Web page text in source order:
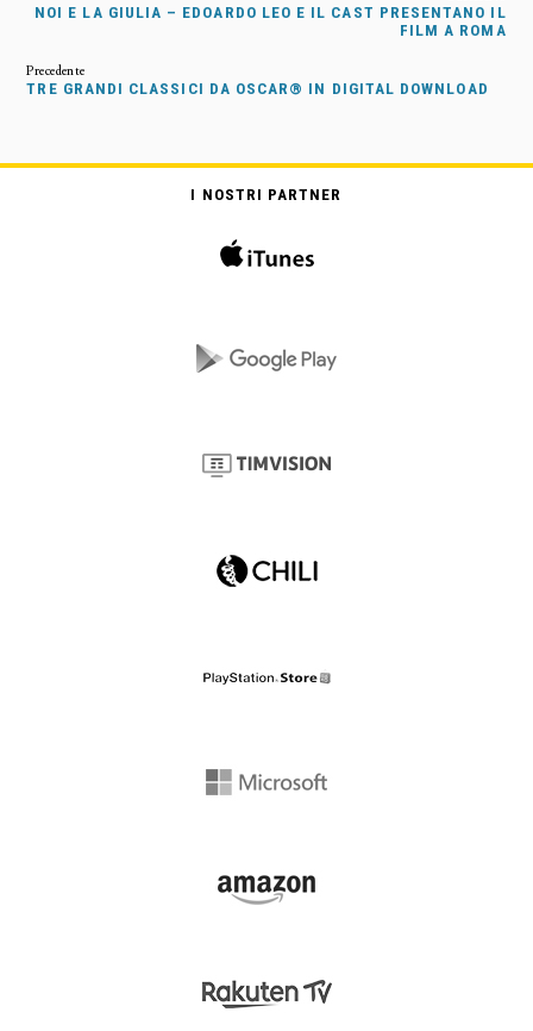
NOI E LA GIULIA – EDOARDO LEO E IL CAST PRESENTANO IL
FILM A ROMA
TRE GRANDI CLASSICI DA OSCAR® IN DIGITAL DOWNLOAD
I NOSTRI PARTNER